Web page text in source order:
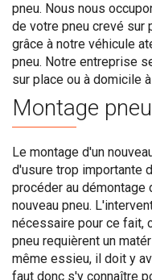
pneu. Nous nous
de votre pneu crevé sur
grâce à notre véhicule
pneu. Notre entreprise
sur place ou à domicile
Montage pneu
Le montage d'un
d'usure trop importante
procéder au démontage
nouveau pneu.
nécessaire pour ce fait,
pneu requièrent un
même essieu, il doit y
faut donc s'y connaître